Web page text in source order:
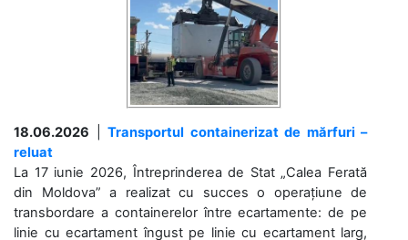
18.06.2026
Transportul containerizat de mărfuri –
reluat
La 17 iunie 2026, Întreprinderea de Stat „Calea Ferată
din Moldova” a realizat cu succes o operațiune de
transbordare a containerelor între ecartamente: de pe
linie cu ecartament îngust pe linie cu ecartament larg,